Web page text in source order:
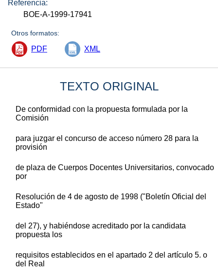
Referencia:
BOE-A-1999-17941
Otros formatos:
PDF XML
TEXTO ORIGINAL
De conformidad con la propuesta formulada por la
Comisión
para juzgar el concurso de acceso número 28 para la
provisión
de plaza de Cuerpos Docentes Universitarios, convocado
por
Resolución de 4 de agosto de 1998 ("Boletín Oficial del
Estado"
del 27), y habiéndose acreditado por la candidata
propuesta los
requisitos establecidos en el apartado 2 del artículo 5. o
del Real